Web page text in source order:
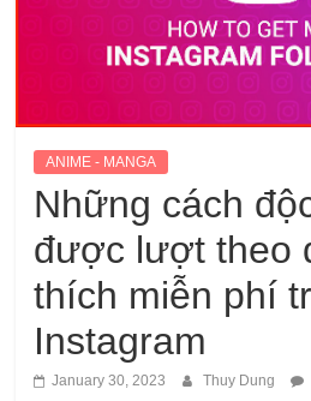
ANIME - MANGA
Những cách
được lượt theo
thích miễn phí
Instagram
January 30, 2023 Thuy Dung